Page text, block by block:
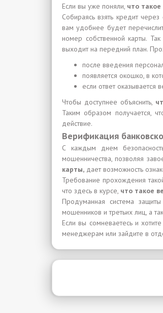
Если вы уже поняли, что
Собираясь взять кредит
вам удобнее будет
номер собственной карты.
выходит на передний план.
после введения
появляется окошко, в
если ответ оказывается
Чтобы доступнее объяснить,
Таким образом получается,
действие.
Верификация
С каждым днем
мошенничества, позволяя
карты, дает возможность
Требование прохождения
что здесь в курсе, что такое
Продуманная система
мошенников и третьих лиц, а
Если вы сомневаетесь и
менеджерам или зайдите в